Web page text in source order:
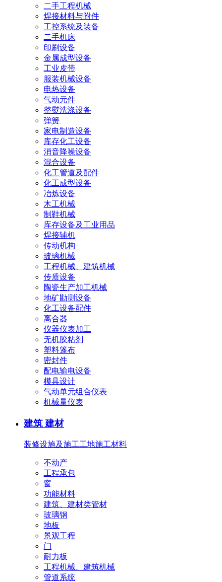
二手工程机械
焊接材料与附件
工控系统及装备
二手机床
印刷设备
金属成型设备
工业皮带
服装机械设备
电热设备
气动元件
整熨洗涤设备
弹簧
家电制造设备
库存化工设备
消音降噪设备
混合设备
化工管道及配件
化工成型设备
冶炼设备
木工机械
制鞋机械
库存设备及工业用品
焊接辅机
传动机构
玻璃机械
工程机械、建筑机械
传质设备
陶瓷生产加工机械
地矿勘测设备
化工设备配件
离合器
仪器仪表加工
无机胶粘剂
塑料篷布
密封件
配电输电设备
模具设计
气动单元组合仪表
机械量仪表
建筑 建材
装修设施及施工工地施工材料
不动产
工程承包
窗
功能材料
建筑、建材类管材
玻璃钢
地板
景观工程
门
耐力板
工程机械、建筑机械
管道系统